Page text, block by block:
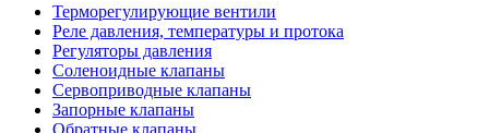
Терморегулирующие вентили
Реле давления, температуры и протока
Регуляторы давления
Соленоидные клапаны
Сервоприводные клапаны
Запорные клапаны
Обратные клапаны